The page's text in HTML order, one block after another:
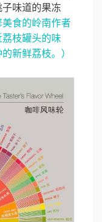
味道的果冻
美食的岭南作者
枝罐头的味
新鲜荔枝。）